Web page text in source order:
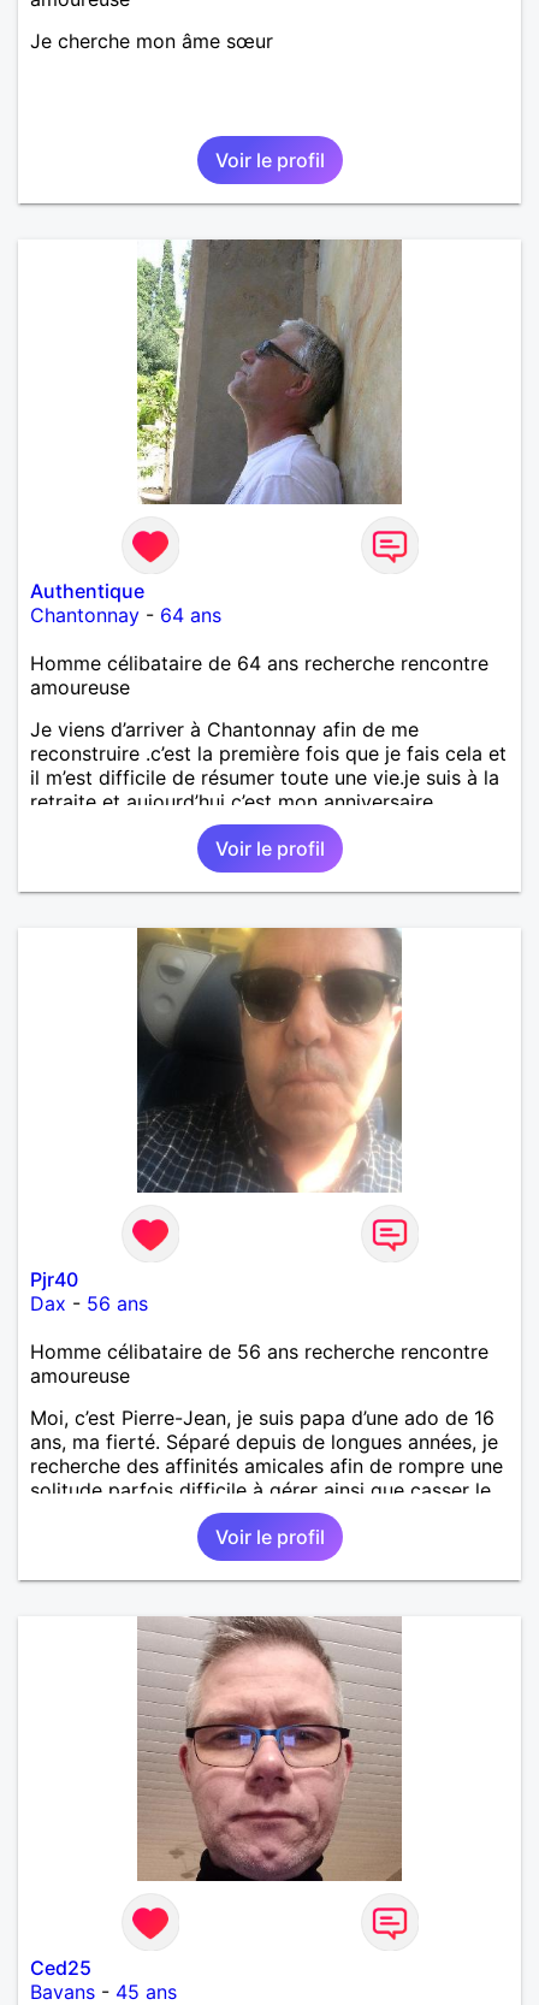
Je cherche mon âme sœur
Voir le profil
Authentique
Chantonnay - 64 ans
Homme célibataire de 64 ans recherche rencontre
amoureuse
Je viens d’arriver à Chantonnay afin de me
reconstruire .c’est la première fois que je fais cela et
il m’est difficile de résumer toute une vie.je suis à la
retraite et aujourd’hui c’est mon anniversaire
!J’aimerais rencontrer quelqu’un qui partage les
mêmes valeurs qui font de quelqu’un un être humain
Voir le profil
Pjr40
Dax - 56 ans
Homme célibataire de 56 ans recherche rencontre
amoureuse
Moi, c’est Pierre-Jean, je suis papa d’une ado de 16
ans, ma fierté. Séparé depuis de longues années, je
recherche des affinités amicales afin de rompre une
solitude parfois difficile à gérer ainsi que casser le
vague à l’âme. L’amitié reste extrêmement
importante à mes yeux mais peut se décliner en des
sentiments plus puissants. « Le temps fera son
œuvre » disait Arthur Schopenhauer, philosophe
autant être trop locace. Je suis bourré de qualités
avec très peu de défauts. Je suis altruiste,
bienveillant, empathique, attentionné, honnête,
respectueux, doux de caractère et compréhensif : je
laisse « glisser » beaucoup de choses. Mais ne vous
m’éprenez pas Mesdames, si une personne que
j’aime me trahit une fois, il n’y aura pas de seconde
chance et je l’effacerai à « vitam eternam ».
Néanmoins, je suis un tout petit peu maniaque ainsi
qu’impatient. J’essaye de faire des efforts. Rien de
bien dramatique ! Du moins je le pense……Je suis un
homme facile à vivre. À vous si vous le souhaitez,
d’apprendre à me connaître davantage. J’en serai
ravi….A très bientôt je l’espère.
Voir le profil
Ced25
Bavans - 45 ans